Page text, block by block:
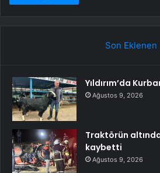
Son Eklenen
Yıldırım’da
Ağustos 9, 2026
Traktörün
kaybetti
Ağustos 9, 2026